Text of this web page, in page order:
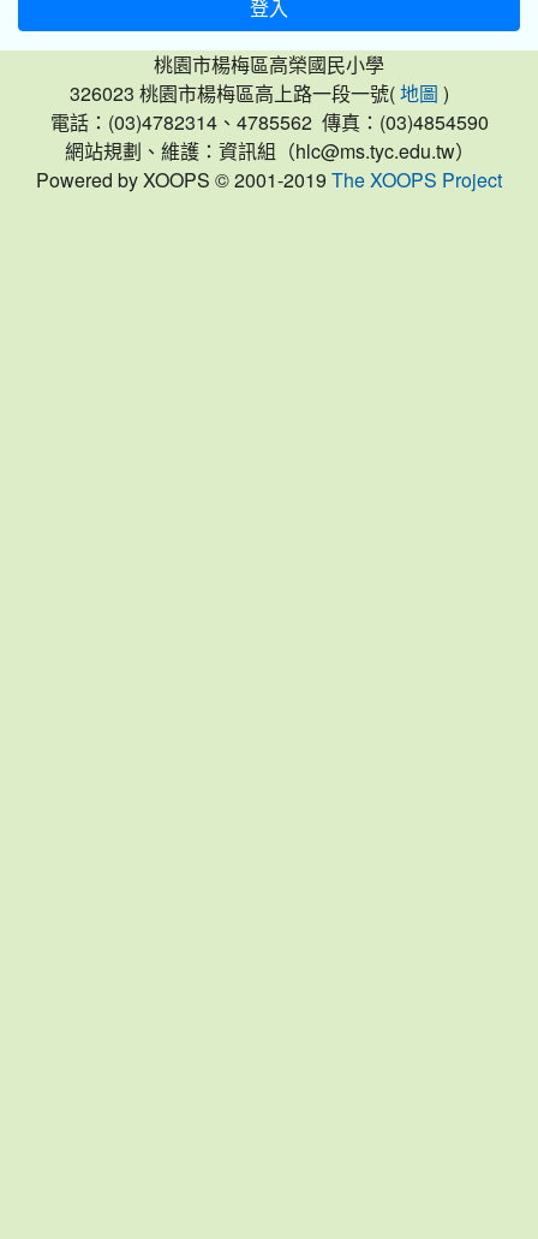
登入
桃園市楊梅區高榮國民小學
326023 桃園市楊梅區高上路一段一號( 地圖 )
電話：(03)4782314、4785562 傳真：(03)4854590
網站規劃、維護：資訊組（hlc@ms.tyc.edu.tw）
Powered by XOOPS © 2001-2019 The XOOPS Project